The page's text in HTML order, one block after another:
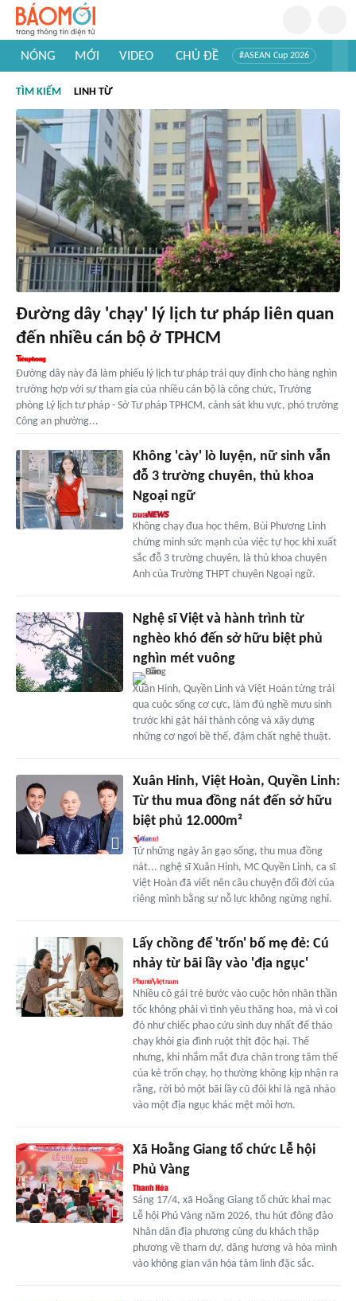
NÓNG MỚI VIDEO CHỦ ĐỀ #ASEAN Cup 2026
#Khám phá thế giới
TÌM KIẾM LINH TỪ
Đường dây 'chạy' lý lịch tư pháp liên quan
đến nhiều cán bộ ở TPHCM
Đường dây này đã làm phiếu lý lịch tư pháp trái quy định cho hàng nghìn
trường hợp với sự tham gia của nhiều cán bộ là công chức, Trưởng
phòng Lý lịch tư pháp - Sở Tư pháp TPHCM, cảnh sát khu vực, phó trưởng
Công an phường...
Không 'cày' lò luyện, nữ sinh vẫn
đỗ 3 trường chuyên, thủ khoa
Ngoại ngữ
Không chạy đua học thêm, Bùi Phương Linh
chứng minh sức mạnh của việc tự học khi xuất
sắc đỗ 3 trường chuyên, là thủ khoa chuyên
Anh của Trường THPT chuyên Ngoại ngữ.
Nghệ sĩ Việt và hành trình từ
nghèo khó đến sở hữu biệt phủ
nghìn mét vuông
Xuân Hinh, Quyền Linh và Việt Hoàn từng trải
qua cuộc sống cơ cực, làm đủ nghề mưu sinh
trước khi gặt hái thành công và xây dựng
những cơ ngơi bề thế, đậm chất nghệ thuật.
Xuân Hinh, Việt Hoàn, Quyền Linh:
Từ thu mua đồng nát đến sở hữu
biệt phủ 12.000m²
Từ những ngày ăn gạo sống, thu mua đồng
nát... nghệ sĩ Xuân Hinh, MC Quyền Linh, ca sĩ
Việt Hoàn đã viết nên câu chuyện đổi đời của
riêng mình bằng sự nỗ lực không ngừng nghỉ.
Lấy chồng để 'trốn' bố mẹ đẻ: Cú
nhảy từ bãi lầy vào 'địa ngục'
Nhiều cô gái trẻ bước vào cuộc hôn nhân thần
tốc không phải vì tình yêu thăng hoa, mà vì coi
đó như chiếc phao cứu sinh duy nhất để tháo
chạy khỏi gia đình ruột thịt độc hại. Thế
nhưng, khi nhắm mắt đưa chân trong tâm thế
của kẻ trốn chạy, họ thường không kịp nhận ra
rằng, rời bỏ một bãi lầy cũ đôi khi là ngã nhào
vào một địa ngục khác mệt mỏi hơn.
Xã Hoằng Giang tổ chức Lễ hội
Phủ Vàng
Sáng 17/4, xã Hoằng Giang tổ chức khai mạc
Lễ hội Phủ Vàng năm 2026, thu hút đông đảo
Nhân dân địa phương cùng du khách thập
phương về tham dự, dâng hương và hòa mình
vào không gian văn hóa tâm linh đặc sắc.